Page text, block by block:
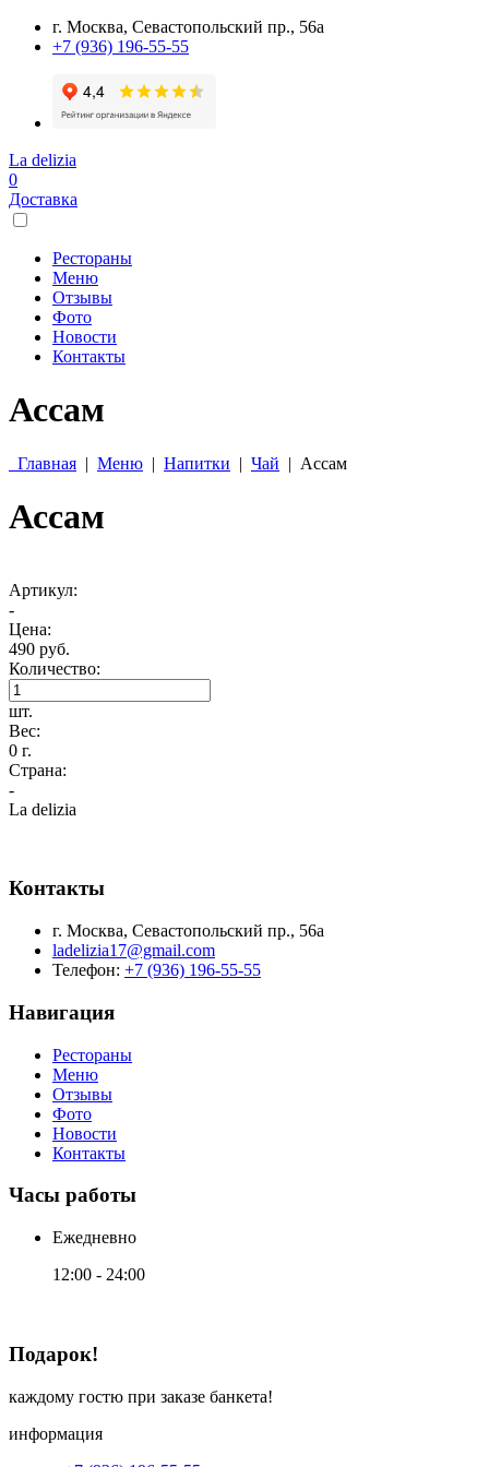
г. Москва, Севастопольский пр., 56а
+7 (936) 196-55-55
La delizia
0
Доставка
Рестораны
Меню
Отзывы
Фото
Новости
Контакты
Ассам
Главная | Меню | Напитки | Чай | Ассам
Ассам
Артикул:
-
Цена:
490 руб.
Количество:
шт.
Вес:
0 г.
Страна:
-
La delizia
Контакты
г. Москва, Севастопольский пр., 56а
ladelizia17@gmail.com
Телефон: +7 (936) 196-55-55
Навигация
Рестораны
Меню
Отзывы
Фото
Новости
Контакты
Часы работы
Ежедневно
12:00 - 24:00
Подарок!
каждому гостю при заказе банкета!
информация